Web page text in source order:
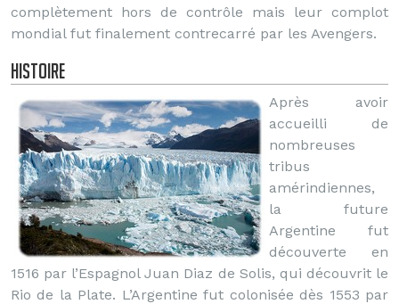
complètement hors de contrôle mais leur complot
mondial fut finalement contrecarré par les Avengers.
Histoire
Après avoir
accueilli de
nombreuses
tribus
amérindiennes,
la future
Argentine fut
découverte en
1516 par l’Espagnol Juan Diaz de Solis, qui découvrit le
Rio de la Plate. L’Argentine fut colonisée dès 1553 par